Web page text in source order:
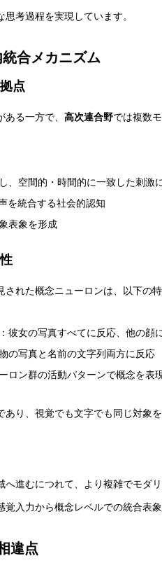
考過程を実現しています。
合メカニズム
点
る一方で、 高次連合野では複数
、空間的・時間的に一致した刺激
を統合する社会的認知
表象を形成
された概念ニューロンは、以下の
彼女の写真すべてに反応、他の顔
の写真と名前の文字列両方に反応
ロン群の活動パターンで概念を表
あり、視覚でも文字でも同じ対象
へ進むにつれて、より複雑でモダ
覚入力から概念レベルでの統合表
違点